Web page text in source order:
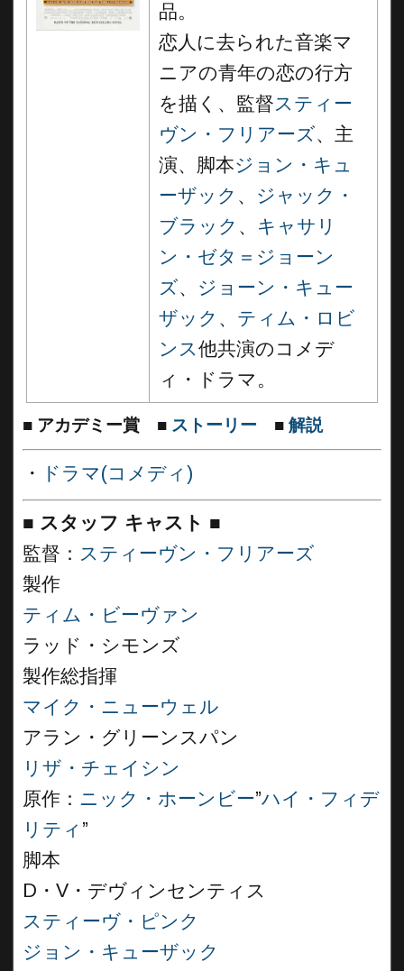
品。
恋人に去られた音楽マ
ニアの青年の恋の行方
を描く、監督スティー
ヴン・フリアーズ、主
演、脚本ジョン・キュ
ーザック 、 ジャック・
ブラック 、 キャサリ
ン・ゼタ＝ジョーン
ズ、 ジョーン・キュー
ザック 、 ティム・ロビ
ンス他共演のコメデ
ィ・ドラマ。
■ アカデミー賞 ■ ストーリー ■ 解説
・ ドラマ(コメディ)
■ スタッフ キャスト ■
監督： スティーヴン・フリアーズ
製作
ティム・ビーヴァン
ラッド・シモンズ
製作総指揮
マイク・ニューウェル
アラン・グリーンスパン
リザ・チェイシン
原作： ニック・ホーンビー”ハイ・フィデ
リティ ”
脚本
D・V・デヴィンセンティス
スティーヴ・ピンク
ジョン・キューザック